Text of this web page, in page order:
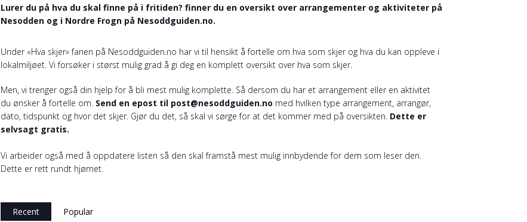
Lurer du på hva du skal finne på i fritiden? finner du en oversikt over arrangementer og aktiviteter på
Nesodden og i Nordre Frogn på Nesoddguiden.no.
Under «Hva skjer» fanen på Nesoddguiden.no har vi til hensikt å fortelle om hva som skjer og hva du kan oppleve i
lokalmiljøet. Vi forsøker i størst mulig grad å gi deg en komplett oversikt over hva som skjer.
Men, vi trenger også din hjelp for å bli mest mulig komplette. Så dersom du har et arrangement eller en aktivitet
du ønsker å fortelle om. Send en epost til post@nesoddguiden.no med hvilken type arrangement, arrangør,
dato, tidspunkt og hvor det skjer. Gjør du det, så skal vi sørge for at det kommer med på oversikten. Dette er
selvsagt gratis.
Vi arbeider også med å oppdatere listen så den skal framstå mest mulig innbydende for dem som leser den.
Dette er rett rundt hjørnet.
Recent Popular